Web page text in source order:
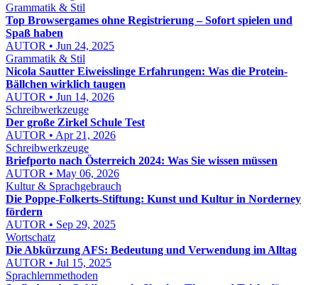
Grammatik & Stil
Top Browsergames ohne Registrierung – Sofort spielen und
Spaß haben
AUTOR • Jun 24, 2025
Grammatik & Stil
Nicola Sautter Eiweisslinge Erfahrungen: Was die Protein-
Bällchen wirklich taugen
AUTOR • Jun 14, 2026
Schreibwerkzeuge
Der große Zirkel Schule Test
AUTOR • Apr 21, 2026
Schreibwerkzeuge
Briefporto nach Österreich 2024: Was Sie wissen müssen
AUTOR • May 06, 2026
Kultur & Sprachgebrauch
Die Poppe-Folkerts-Stiftung: Kunst und Kultur in Norderney
fördern
AUTOR • Sep 29, 2025
Wortschatz
Die Abkürzung AFS: Bedeutung und Verwendung im Alltag
AUTOR • Jul 15, 2025
Sprachlernmethoden